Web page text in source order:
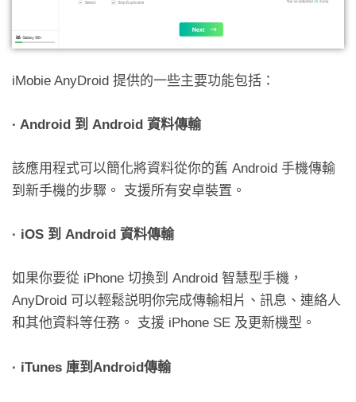
iMobie AnyDroid 提供的一些主要功能包括：
· Android 到 Android 資料傳輸
該應用程式可以簡化將資料從你的舊 Android 手機傳輸
到新手機的步驟。 支援所有安卓裝置。
· iOS 到 Android 資料傳輸
如果你要從 iPhone 切換到 Android 智慧型手機，
AnyDroid 可以輕鬆説明你完成傳輸相片、訊息、連絡人
和其他資料等任務。 支援 iPhone SE 及更新機型。
· iTunes 庫到Android傳輸